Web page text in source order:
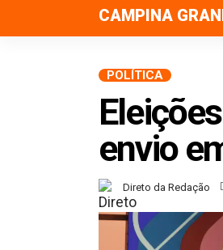
CAMPINA
POLÍTICA
envio
Direto da Redação